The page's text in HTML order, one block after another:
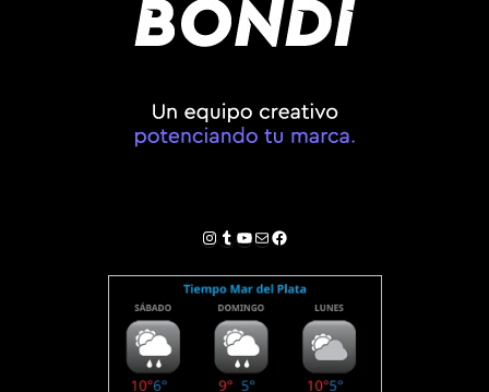
Instagram
Tumblr
YouTube
Correo electrónico
Facebook